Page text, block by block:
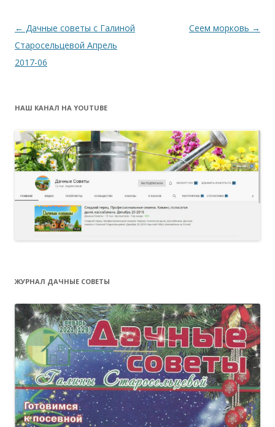
Навигация
по
записям
← Дачные советы с Галиной
Старосельцевой Апрель
2017-06
Сеем морковь →
НАШ КАНАЛ НА YOUTUBE
ЖУРНАЛ ДАЧНЫЕ СОВЕТЫ